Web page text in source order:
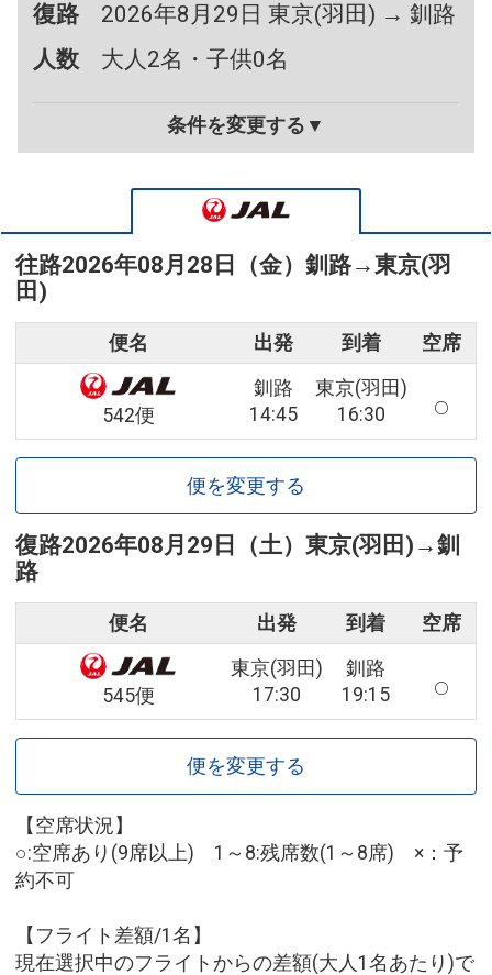
復路
2026年8月29日 東京(羽田) → 釧路
人数
大人2名・子供0名
条件を変更する▼
往路2026年08月28日（金） 釧路→東京(羽
田)
便名 出発 到着 空席
542便
釧路
14:45
東京(羽田)
16:30
便を変更する
復路2026年08月29日（土） 東京(羽田) →釧
路
便名 出発 到着 空席
545便
東京(羽田)
17:30
釧路
19:15
便を変更する
【空席状況】
○:空席あり(9席以上) 1～8:残席数(1～8席) ×：予
約不可
【フライト差額/1名】
現在選択中のフライトからの差額(大人1名あたり)で